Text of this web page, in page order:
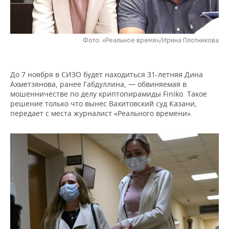
НЕФТЕХИМИЯ
НЕФТЬ
ЭНЕРГЕТИКА
РОЗНИЧНАЯ ТОРГОВЛЯ
НОВОСТИ ТЕХНОЛОГИЙ
ТЕЛЕКОММУНИКАЦИИ
МЕРОПРИЯТИЯ
НОВОСТИ МЕРОПРИЯТИЙ
БИЗНЕС-БРАНЧИ
ONLINE-КОНФЕРЕНЦИИ
ОТКРЫТАЯ ЛЕКЦИЯ
ФУТБОЛ
ХОККЕЙ
БАСКЕТБОЛ
ВОЛЕЙБОЛ
КИБЕРСПОРТ
ФИГУРНОЕ КАТАНИЕ
НОВОСТИ ОБЩЕСТВА
ВЛАСТЬ
ИНФРАСТРУКТУРА
ИСТОРИЯ
КУЛЬТУРА
МЕДИЦИНА
ФОТОГАЛЕРЕЯ
СЮЖЕТЫ
СПРАВОЧНИК
СПИСОК ПЕРСОН
СПИСОК КОМПАНИЙ
ПОЛНАЯ ВЕРСИЯ
Фото: «Реальное время»/Ирина Плотникова
До 7 ноября в СИЗО будет находиться 31-летняя Дина
Ахметзянова, ранее Габдуллина, — обвиняемая в
мошенничестве по делу криптопирамиды Finiko. Такое
решение только что вынес Вахитовский суд Казани,
передает с места журналист «Реального времени».